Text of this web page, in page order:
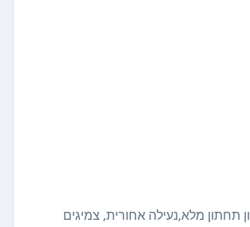
תחתון מלא,נעילה אחורית, צמיגים